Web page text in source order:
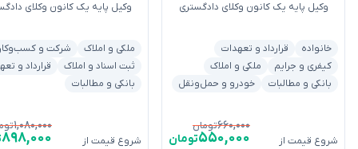
وکیل پایه یک کانون وکلای دادگستری
خانواده
قرارداد و تعهدات
کیفری و جرایم
ملکی و املاک
بانکی و مطالبات
خودرو و حمل‌ونقل
شروع قیمت از
۶۶۰,۰۰۰تومان
۵۵۰,۰۰۰تومان
وکیل پایه یک کانون وکلای
ملکی و املاک
شرکت و
ثبت اسناد و املاک
قرارداد و
بانکی و مطالبات
شروع قیمت از
۱,۰۸۰,۰۰۰
۸۹۸,۰۰۰